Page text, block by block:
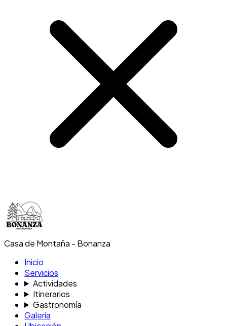
Casa de Montaña - Bonanza
Inicio
Servicios
Actividades
Itinerarios
Gastronomía
Galería